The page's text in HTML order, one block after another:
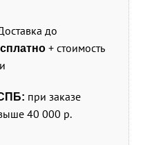
до
+ стоимость
при заказе
40 000 р.